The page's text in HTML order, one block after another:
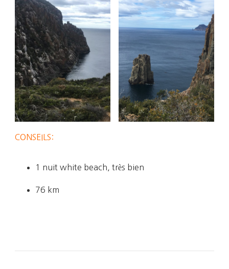
CONSEILS:
1 nuit white beach, très bien
76 km